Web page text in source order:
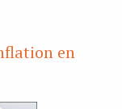
en